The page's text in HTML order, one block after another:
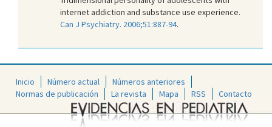
internet addiction and substance use experience.
Can J Psychiatry. 2006;51:887-94.
Inicio Número actual
Números anteriores
Normas de publicación
La revista Mapa RSS Contacto